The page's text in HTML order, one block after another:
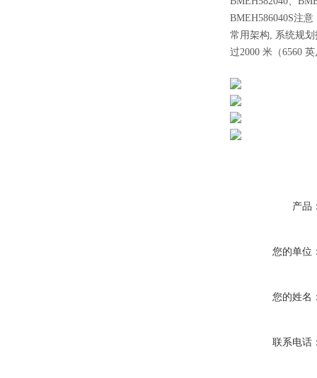
BMEH586040S注
常用架构, 系统规
过2000 米（6560
产品
您的单位
您的姓名
联系电话